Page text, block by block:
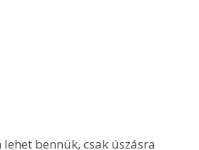
bennük, csak úszásra